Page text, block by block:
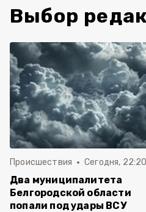
Выбор
Происшествия Сегодня, 22:20
Два муниципалитета
Белгородской области
попали под удары ВСУ